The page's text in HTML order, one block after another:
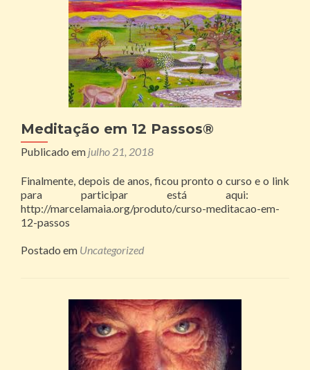
Meditação em 12 Passos®
Publicado em julho 21, 2018
Finalmente, depois de anos, ficou pronto o curso e o link
para participar está aqui:
http://marcelamaia.org/produto/curso-meditacao-em-
12-passos
Postado em Uncategorized